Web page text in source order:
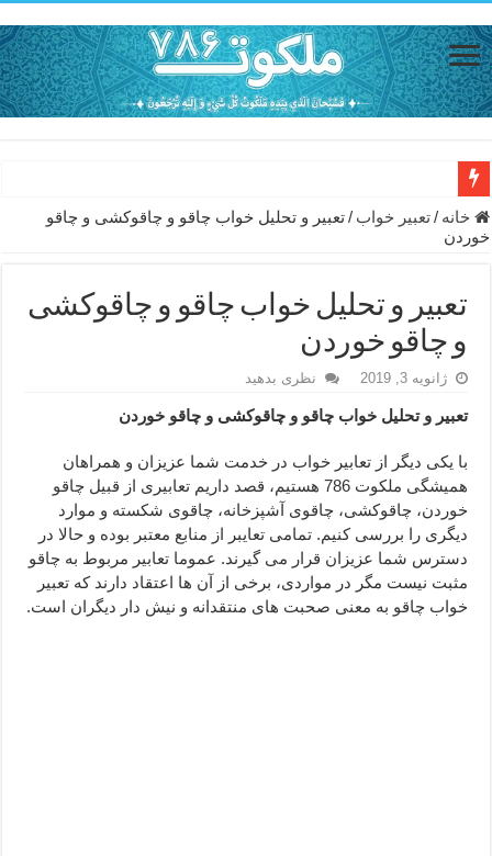
حاجت روایی با ذکر صلوات خاصه امام رضا (ع) – دعای شفای بیمار از
دعای حفظ جان خانواده از بلا در سفر – دعای دفع بلا در قرآن
دعای مجرب برای رفع گرفتاری – ذکر قوی برای جلوگیری از اندوه و
دعا برای عاشق شدن طرف مقابل – عاشق کردن طرف مقابل از راه
دعای حفظ جان عزیزان از بلا در سفر – دعا برای رفع حوادث بد روزانه
دعای قوی برای حاجات دنیا و آخرت – حاجت روایی و رفع مشکلات
ختم سوره تکاثر برای جذب ثروت – خواص و برکات سوره تکاثر
دعا قدرت و توانمندی – دعا برای افزایش انرژی بدن و قدرت بازو
خانه /تعبیر خواب /تعبیر و تحلیل خواب چاقو و چاقوکشی و چاقو
خوردن
تعبیر و تحلیل خواب چاقو و چاقوکشی
و چاقو خوردن
ژانویه 3, 2019 نظری بدهید
تعبیر و تحلیل خواب چاقو و چاقوکشی و چاقو خوردن
با یکی دیگر از تعابیر خواب در خدمت شما عزیزان و همراهان
همیشگی ملکوت 786 هستیم، قصد داریم تعابیری از قبیل چاقو
خوردن، چاقوکشی، چاقوی آشپزخانه، چاقوی شکسته و موارد
دیگری را بررسی کنیم. تمامی تعایبر از منابع معتبر بوده و حالا در
دسترس شما عزیزان قرار می گیرند. عموما تعابیر مربوط به چاقو
مثبت نیست مگر در مواردی، برخی از آن ها اعتقاد دارند که تعبیر
خواب چاقو به معنی صحبت های منتقدانه و نیش دار دیگران است.